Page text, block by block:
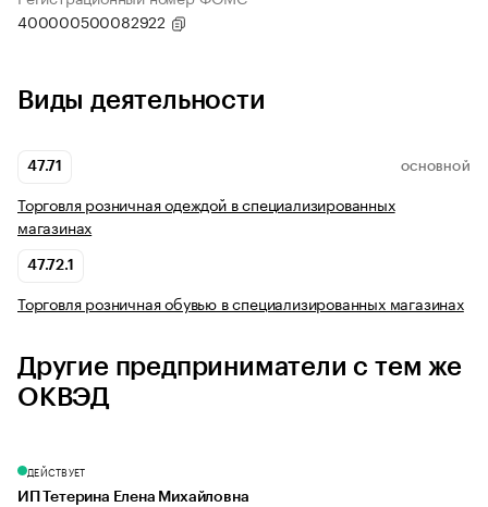
400000500082922
Виды деятельности
47.71 ОСНОВНОЙ
Торговля розничная одеждой в специализированных
магазинах
47.72.1
Торговля розничная обувью в специализированных магазинах
Другие предприниматели с тем же
ОКВЭД
ДЕЙСТВУЕТ
ИП Тетерина Елена Михайловна